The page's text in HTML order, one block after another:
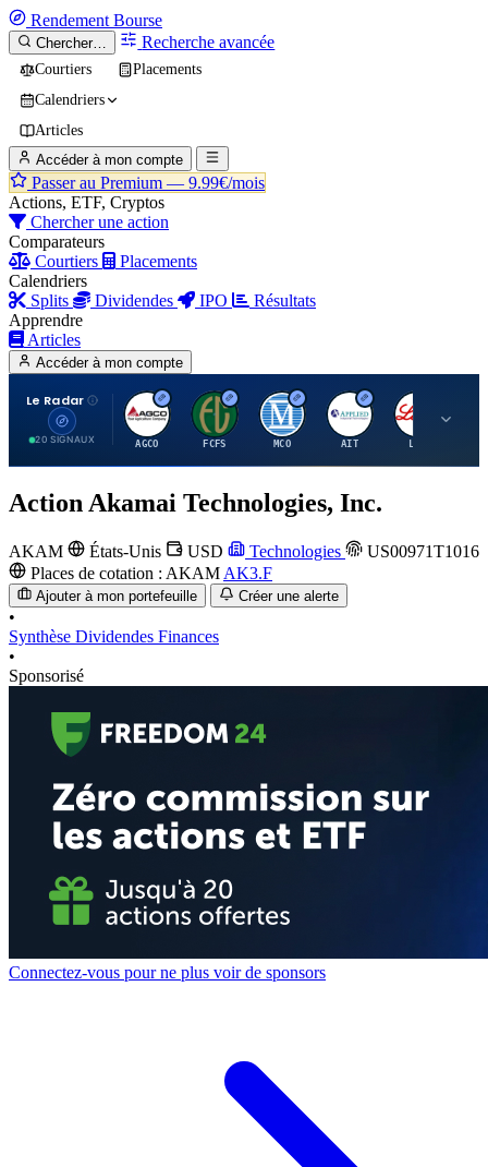
Rendement Bourse
Chercher… Recherche avancée
Courtiers
Placements
Calendriers
Articles
Accéder à mon compte
Passer au Premium — 9.99€/mois
Actions, ETF, Cryptos
Chercher une action
Comparateurs
Courtiers
Placements
Calendriers
Splits
Dividendes IPO
Résultats
Apprendre
Articles
Accéder à mon compte
Le Radar
20 SIGNAUX
A
AGCO
F
FCFS
M
MCO
A
AIT
Action Akamai Technologies, Inc.
AKAM États-Unis USD Technologies
US00971T1016
Places de cotation : AKAM AK3.F
Ajouter à mon portefeuille Créer une alerte
•
Synthèse Dividendes Finances
•
Sponsorisé
Connectez-vous pour ne plus voir de sponsors